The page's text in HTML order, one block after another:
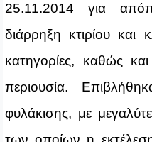
25.11.2014 για
διάρρηξη κτιρίου και
κατηγορίες, καθώς
περιουσία.
φυλάκισης, με